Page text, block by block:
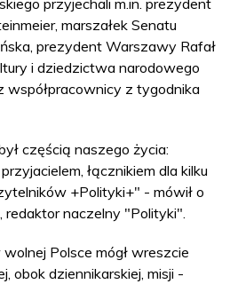
przyjechali m.in. prezydent
marszałek Senatu
prezydent Warszawy Rafał
i dziedzictwa narodowego
współpracownicy z tygodnika
częścią naszego życia:
łącznikiem dla kilku
+Polityki+" - mówił o
redaktor naczelny "Polityki".
Polsce mógł wreszcie
obok dziennikarskiej, misji -